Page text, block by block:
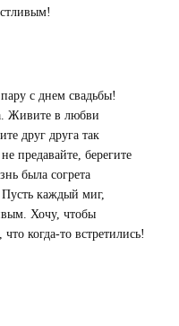
с днем свадьбы!
Живите в любви
друг друга так
предавайте, берегите
была согрета
каждый миг,
Хочу, чтобы
когда-то встретились!